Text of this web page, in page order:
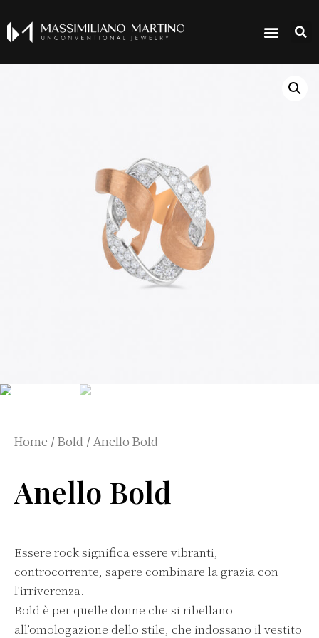
Home / Bold / Anello Bold
Anello Bold
Essere rock significa essere vibranti,
controcorrente, sapere combinare la grazia con
l’irriverenza.
Bold è per quelle donne che si ribellano
all’omologazione dello stile, che indossano il vestito